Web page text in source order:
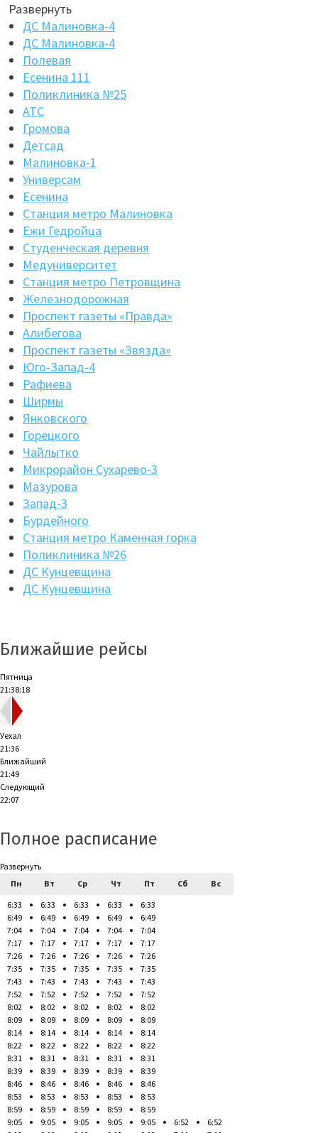
Развернуть
ДС Малиновка-4
ДС Малиновка-4
Полевая
Есенина 111
Поликлиника №25
АТС
Громова
Детсад
Малиновка-1
Универсам
Есенина
Станция метро Малиновка
Ежи Гедройца
Студенческая деревня
Медуниверситет
Станция метро Петровщина
Железнодорожная
Проспект газеты «Правда»
Алибегова
Проспект газеты «Звязда»
Юго-Запад-4
Рафиева
Ширмы
Янковского
Горецкого
Чайлытко
Микрорайон Сухарево-3
Мазурова
Запад-3
Бурдейного
Станция метро Каменная горка
Поликлиника №26
ДС Кунцевщина
ДС Кунцевщина
Ближайшие рейсы
Пятница
21:38:19
Уехал
21:36
Ближайший
21:49
Следующий
22:07
Полное расписание
Развернуть
Пн
Вт Ср Чт Пт Сб
Вс
6:33
6:49
7:04
7:17
7:26
7:35
7:43
7:52
8:02
8:09
8:14
8:22
8:31
8:39
8:46
8:53
8:59
9:05
6:33
6:49
7:04
7:17
7:26
7:35
7:43
7:52
8:02
8:09
8:14
8:22
8:31
8:39
8:46
8:53
8:59
9:05
6:33
6:49
7:04
7:17
7:26
7:35
7:43
7:52
8:02
8:09
8:14
8:22
8:31
8:39
8:46
8:53
8:59
9:05
6:33
6:49
7:04
7:17
7:26
7:35
7:43
7:52
8:02
8:09
8:14
8:22
8:31
8:39
8:46
8:53
8:59
9:05
6:33
6:49
7:04
7:17
7:26
7:35
7:43
7:52
8:02
8:09
8:14
8:22
8:31
8:39
8:46
8:53
8:59
9:05
6:52
6:52